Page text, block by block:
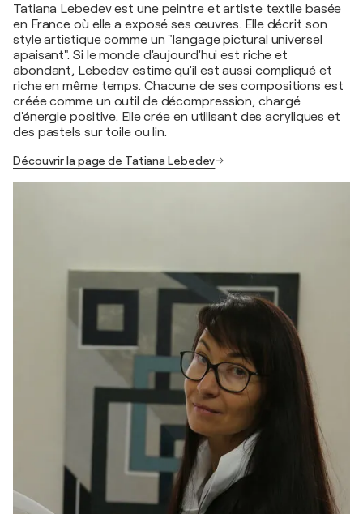
Tatiana Lebedev est une peintre et artiste textile basée
en France où elle a exposé ses œuvres. Elle décrit son
style artistique comme un "langage pictural universel
apaisant". Si le monde d'aujourd'hui est riche et
abondant, Lebedev estime qu'il est aussi compliqué et
riche en même temps. Chacune de ses compositions est
créée comme un outil de décompression, chargé
d'énergie positive. Elle crée en utilisant des acryliques et
des pastels sur toile ou lin.
Découvrir la page de Tatiana Lebedev